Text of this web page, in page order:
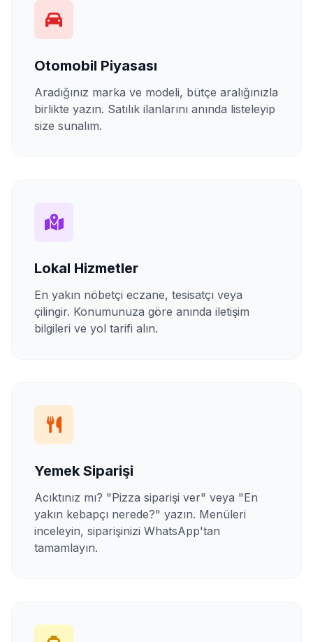
Otomobil Piyasası
Aradığınız marka ve modeli, bütçe aralığınızla
birlikte yazın. Satılık ilanlarını anında listeleyip
size sunalım.
Lokal Hizmetler
En yakın nöbetçi eczane, tesisatçı veya
çilingir. Konumunuza göre anında iletişim
bilgileri ve yol tarifi alın.
Yemek Siparişi
Acıktınız mı? "Pizza siparişi ver" veya "En
yakın kebapçı nerede?" yazın. Menüleri
inceleyin, siparişinizi WhatsApp'tan
tamamlayın.